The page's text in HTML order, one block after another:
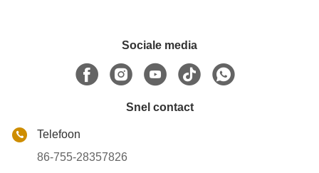
Sociale media
Snel contact
Telefoon
86-755-28357826